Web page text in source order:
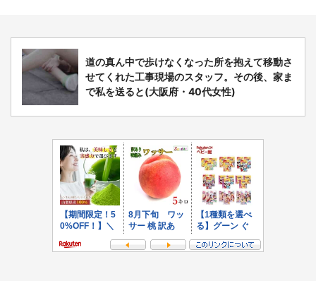
道の真ん中で歩けなくなった所を抱えて移動さ
せてくれた工事現場のスタッフ。その後、家ま
で私を送ると(大阪府・40代女性)